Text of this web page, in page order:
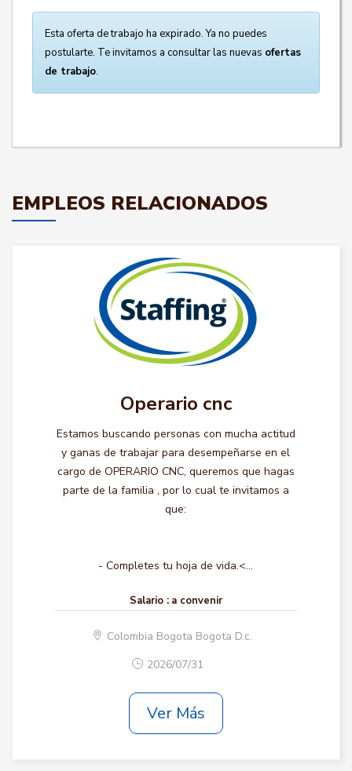
Esta oferta de trabajo ha expirado. Ya no puedes
postularte. Te invitamos a consultar las nuevas ofertas
de trabajo.
EMPLEOS RELACIONADOS
Operario cnc
Estamos buscando personas con mucha actitud
y ganas de trabajar para desempeñarse en el
cargo de OPERARIO CNC, queremos que hagas
parte de la familia , por lo cual te invitamos a
que:
- Completes tu hoja de vida.<...
Salario : a convenir
Colombia Bogota Bogota D.c.
2026/07/31
Ver Más